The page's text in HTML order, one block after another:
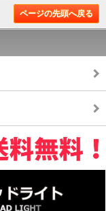
ページの先頭へ戻る